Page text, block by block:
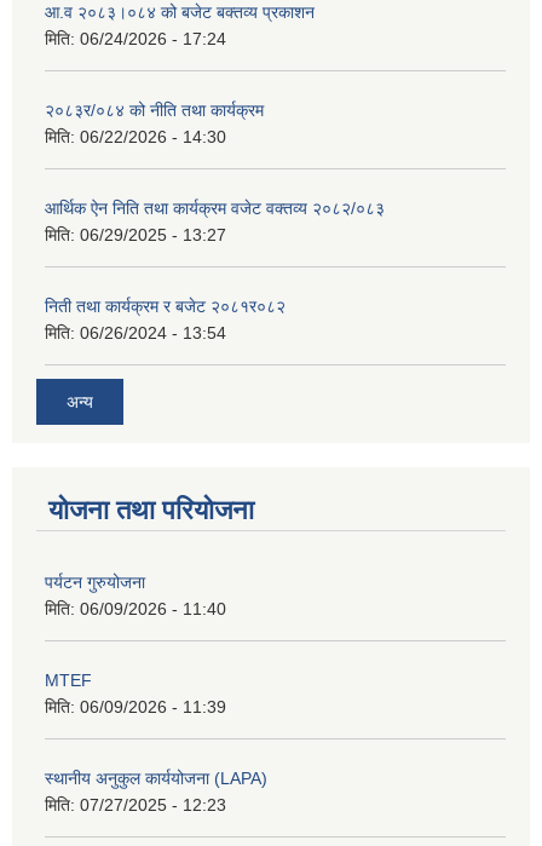
आ.व २०८३।०८४ को बजेट बक्तव्य प्रकाशन
मिति: 06/24/2026 - 17:24
२०८३र/०८४ को नीति तथा कार्यक्रम
मिति: 06/22/2026 - 14:30
आर्थिक ऐन निति तथा कार्यक्रम वजेट वक्तव्य २०८२/०८३
मिति: 06/29/2025 - 13:27
निती तथा कार्यक्रम र बजेट २०८१र०८२
मिति: 06/26/2024 - 13:54
अन्य
योजना तथा परियोजना
पर्यटन गुरुयोजना
मिति: 06/09/2026 - 11:40
MTEF
मिति: 06/09/2026 - 11:39
स्थानीय अनुकुल कार्ययोजना (LAPA)
मिति: 07/27/2025 - 12:23